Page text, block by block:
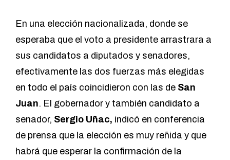
En una elección nacionalizada, donde se
esperaba que el voto a presidente arrastrara a
sus candidatos a diputados y senadores,
efectivamente las dos fuerzas más elegidas
en todo el país coincidieron con las de San
Juan. El gobernador y también candidato a
senador, Sergio Uñac, indicó en conferencia
de prensa que la elección es muy reñida y que
habrá que esperar la confirmación de la